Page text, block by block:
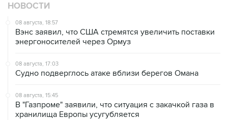
НОВОСТИ
08 августа, 18:57
Вэнс заявил, что США стремятся увеличить поставки
энергоносителей через Ормуз
08 августа, 17:03
Судно подверглось атаке вблизи берегов Омана
08 августа, 15:45
В "Газпроме" заявили, что ситуация с закачкой газа в
хранилища Европы усугубляется